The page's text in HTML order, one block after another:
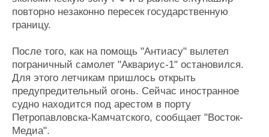
повторно незаконно пересек государственную
границу.
После того, как на помощь "Антиасу" вылетел
пограничный самолет "Аквариус-1" остановился.
Для этого летчикам пришлось открыть
предупредительный огонь. Сейчас иностранное
судно находится под арестом в порту
Петропавловска-Камчатского, сообщает "Восток-
Медиа".